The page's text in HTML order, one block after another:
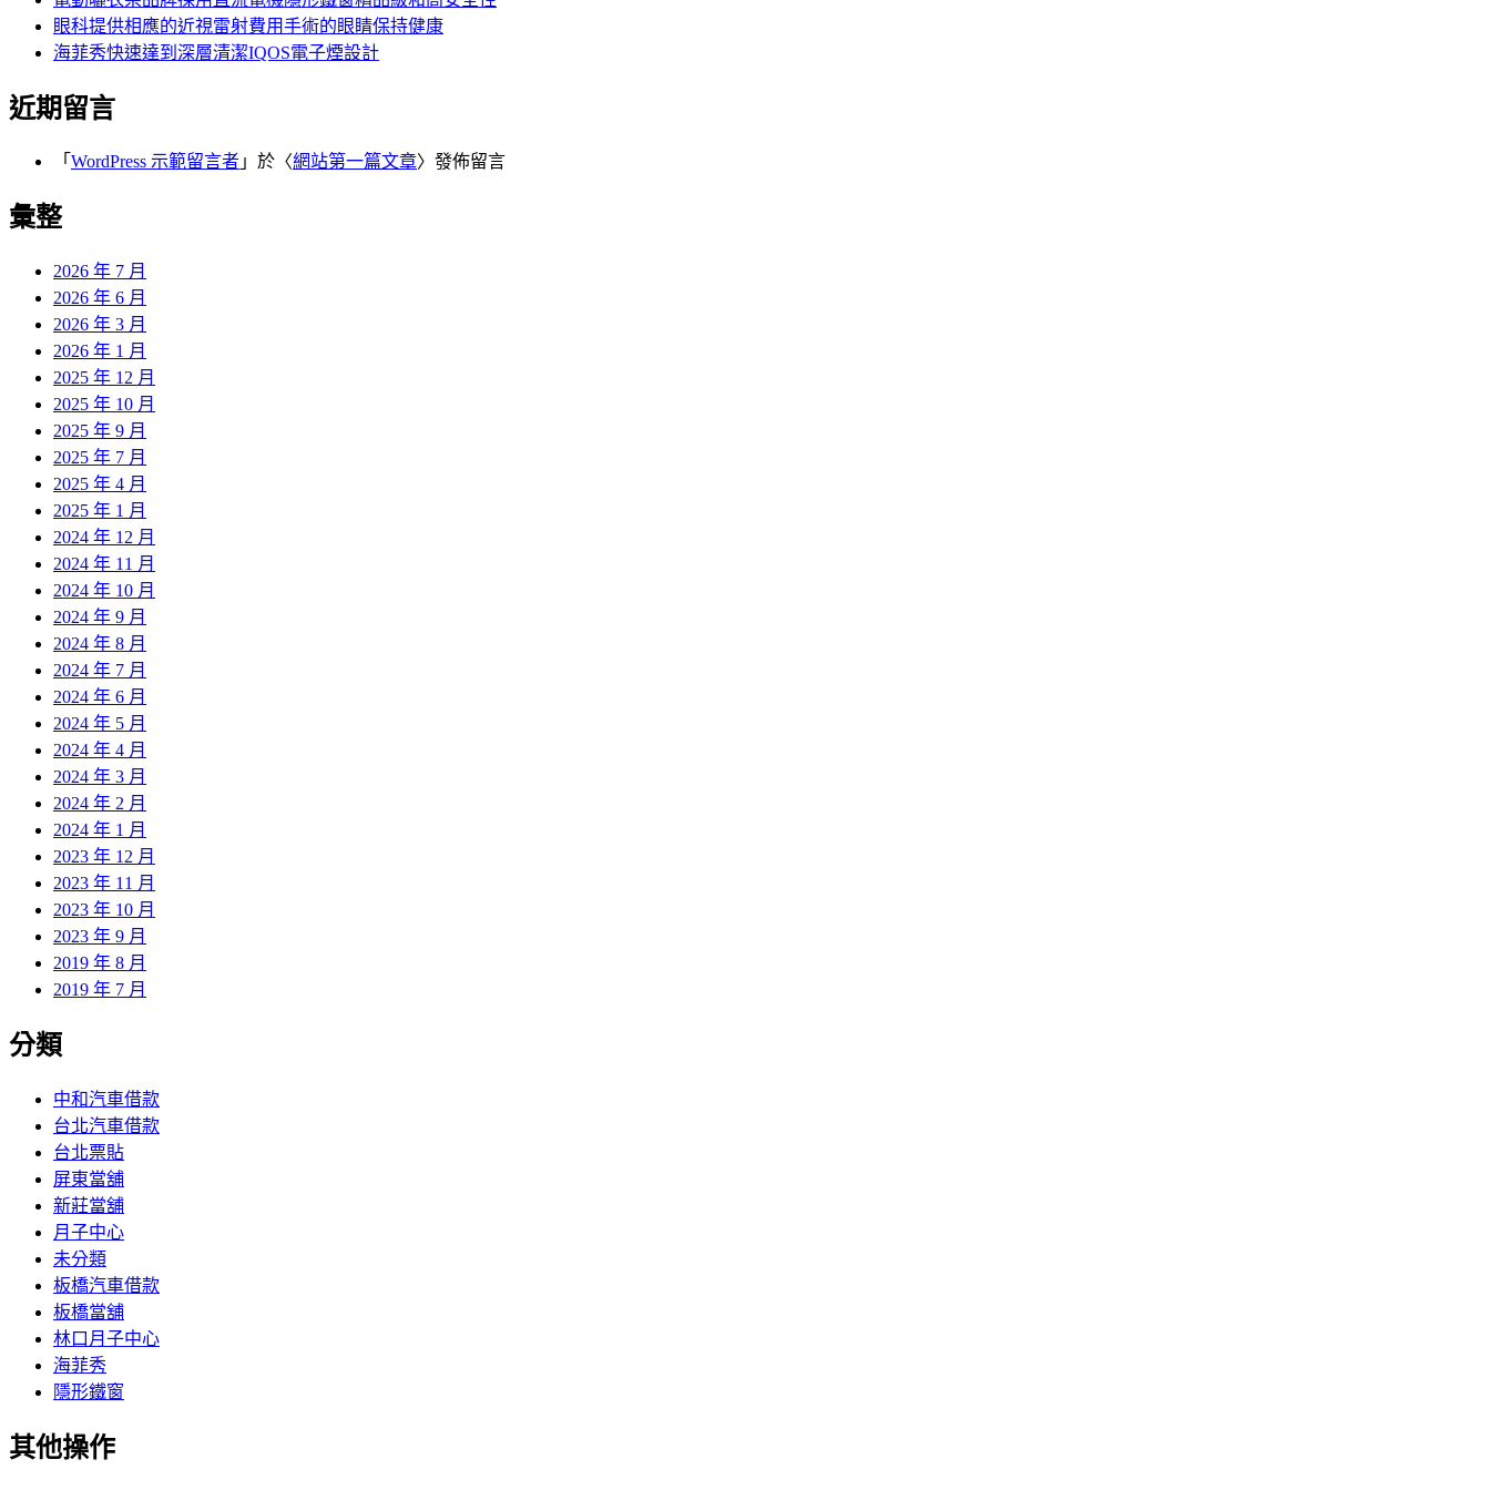
眼科提供相應的近視雷射費用手術的眼睛保持健康
海菲秀快速達到深層清潔IQOS電子煙設計
近期留言
「 WordPress 示範留言者 」於〈網站第一篇文章〉發佈留言
彙整
2026 年 7 月
2026 年 6 月
2026 年 3 月
2026 年 1 月
2025 年 12 月
2025 年 10 月
2025 年 9 月
2025 年 7 月
2025 年 4 月
2025 年 1 月
2024 年 12 月
2024 年 11 月
2024 年 10 月
2024 年 9 月
2024 年 8 月
2024 年 7 月
2024 年 6 月
2024 年 5 月
2024 年 4 月
2024 年 3 月
2024 年 2 月
2024 年 1 月
2023 年 12 月
2023 年 11 月
2023 年 10 月
2023 年 9 月
2019 年 8 月
2019 年 7 月
分類
中和汽車借款
台北汽車借款
台北票貼
屏東當舖
新莊當舖
月子中心
未分類
板橋汽車借款
板橋當舖
林口月子中心
海菲秀
隱形鐵窗
其他操作